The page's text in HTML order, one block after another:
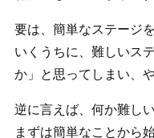
要は、簡単なステージ
いくうちに、難しいス
か」と思ってしまい、
逆に言えば、何か難し
まずは簡単なことから